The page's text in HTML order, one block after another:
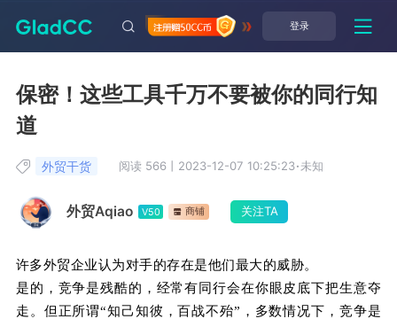
登录
保密！这些工具千万不要被你的同行知
道
外贸Aqiao V50 商铺 关注TA
外贸干货 阅读 566 2023-12-07 10:25:23·未知
许多外贸企业认为对手的存在是他们最大的威胁。
是的，竞争是残酷的，经常有同行会在你眼皮底下把生意夺
走。但正所谓“知己知彼，百战不殆”，多数情况下，竞争是